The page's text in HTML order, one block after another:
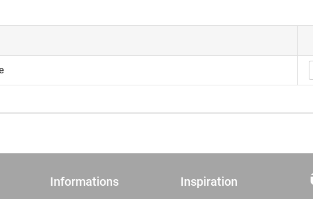
Informations Inspiration